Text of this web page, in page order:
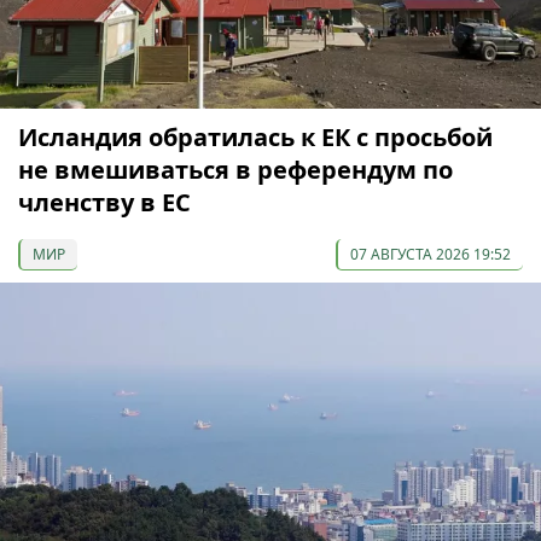
Исландия обратилась к ЕК с просьбой
не вмешиваться в референдум по
членству в ЕС
МИР 07 АВГУСТА 2026 19:52